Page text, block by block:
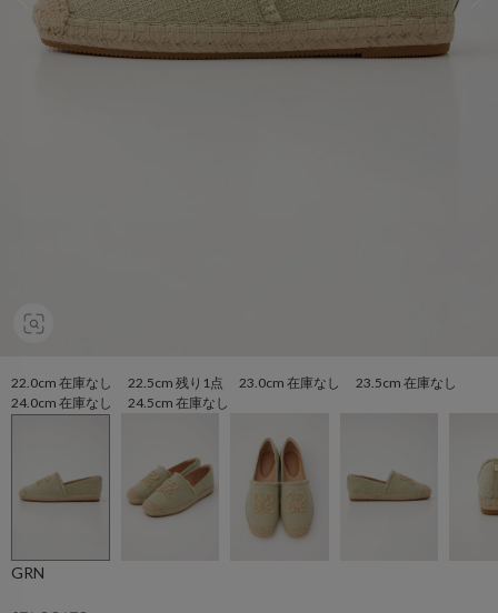
22.0cm 在庫なし 22.5cm 残り1点 23.0cm 在庫なし 23.5cm 在庫なし
24.0cm 在庫なし 24.5cm 在庫なし
GRN